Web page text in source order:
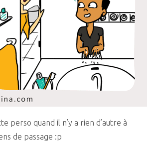
perso quand il n’y a rien d’autre à
de passage :p